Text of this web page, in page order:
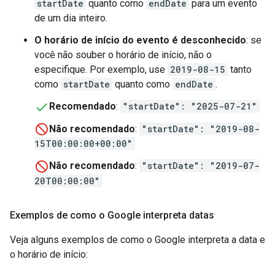
startDate quanto como endDate para um evento
de um dia inteiro.
O horário de início do evento é desconhecido: se
você não souber o horário de início, não o
especifique. Por exemplo, use 2019-08-15 tanto
como startDate quanto como endDate .
Recomendado: "startDate": "2025-07-21"
Não recomendado: "startDate": "2019-08-
15T00:00:00+00:00"
Não recomendado: "startDate": "2019-07-
20T00:00:00"
Exemplos de como o Google interpreta datas
Veja alguns exemplos de como o Google interpreta a data e
o horário de início: